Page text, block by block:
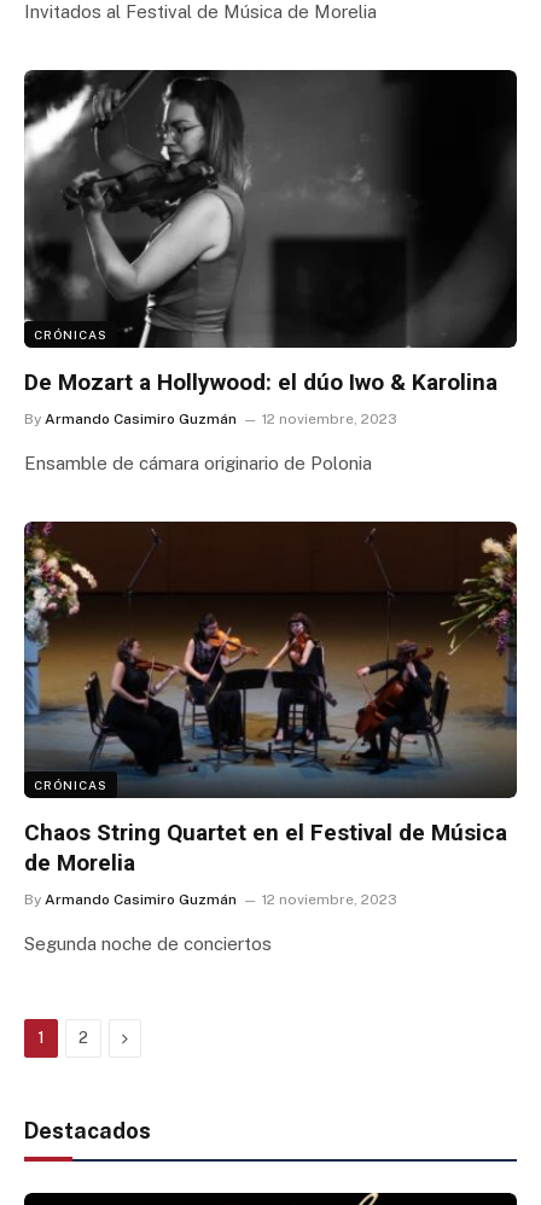
Invitados al Festival de Música de Morelia
CRÓNICAS
De Mozart a Hollywood: el dúo Iwo & Karolina
By Armando Casimiro Guzmán 12 noviembre, 2023
Ensamble de cámara originario de Polonia
CRÓNICAS
Chaos String Quartet en el Festival de Música
de Morelia
By Armando Casimiro Guzmán 12 noviembre, 2023
Segunda noche de conciertos
1 2 Next
Destacados